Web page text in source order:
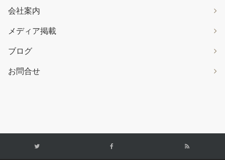
会社案内
メディア掲載
ブログ
お問合せ